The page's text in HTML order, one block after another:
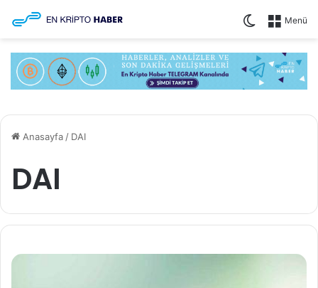
Menü
Dış
Anasayfa / DAI
DAI